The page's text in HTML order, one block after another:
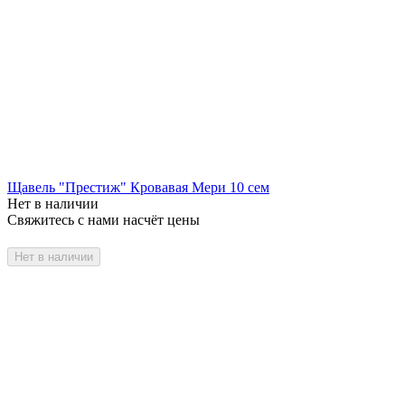
Щавель "Престиж" Кровавая Мери 10 сем
Нет в наличии
Свяжитесь с нами насчёт цены
Нет в наличии